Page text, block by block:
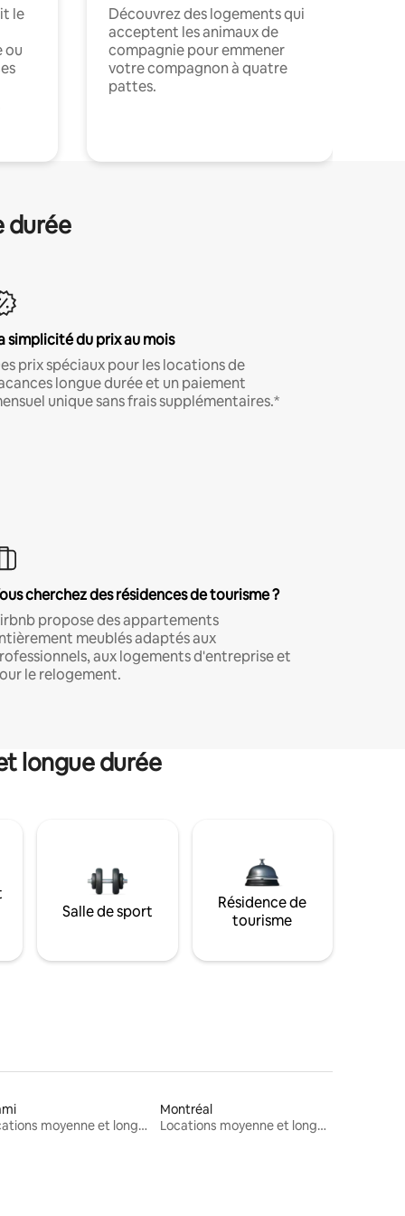
le
ou
Découvrez des logements qui
acceptent les animaux de
compagnie pour emmener
votre compagnon à quatre
pattes.
durée
simplicité du prix au mois
prix spéciaux pour les locations de
longue durée et un paiement
unique sans frais supplémentaires.*
cherchez des résidences de tourisme ?
propose des appartements
meublés adaptés aux
aux logements d'entreprise et
le relogement.
longue durée
Salle de sport
Résidence de
tourisme
Locations moyenne et longue durée
Montréal
Locations moyenne et longue durée